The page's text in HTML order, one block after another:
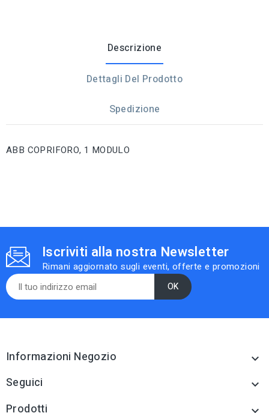
Descrizione
Dettagli Del Prodotto
Spedizione
ABB COPRIFORO, 1 MODULO
Iscriviti alla nostra Newsletter
Rimani aggiornato sugli eventi, offerte e promozioni
Informazioni Negozio 
Seguici 
Prodotti